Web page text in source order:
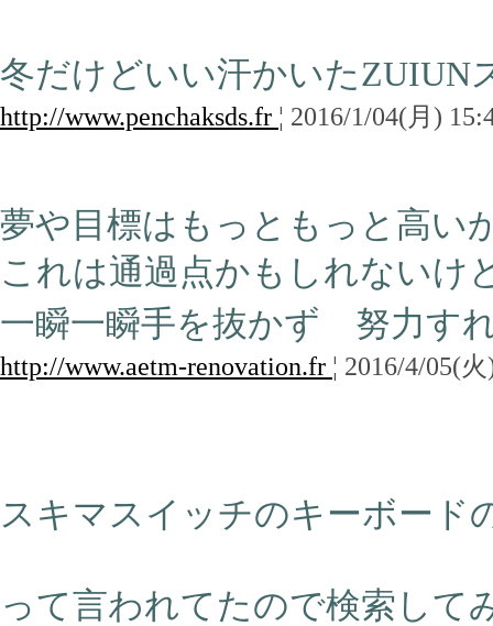
冬だけどいい汗かいたZUIUN
http://www.penchaksds.fr ¦ 2016/1/04(月)
夢や目標はもっともっと高い
これは通過点かもしれないけ
一瞬一瞬手を抜かず 努力す
http://www.aetm-renovation.fr ¦ 2016/4/05(
スキマスイッチのキーボード
って言われてたので検索して